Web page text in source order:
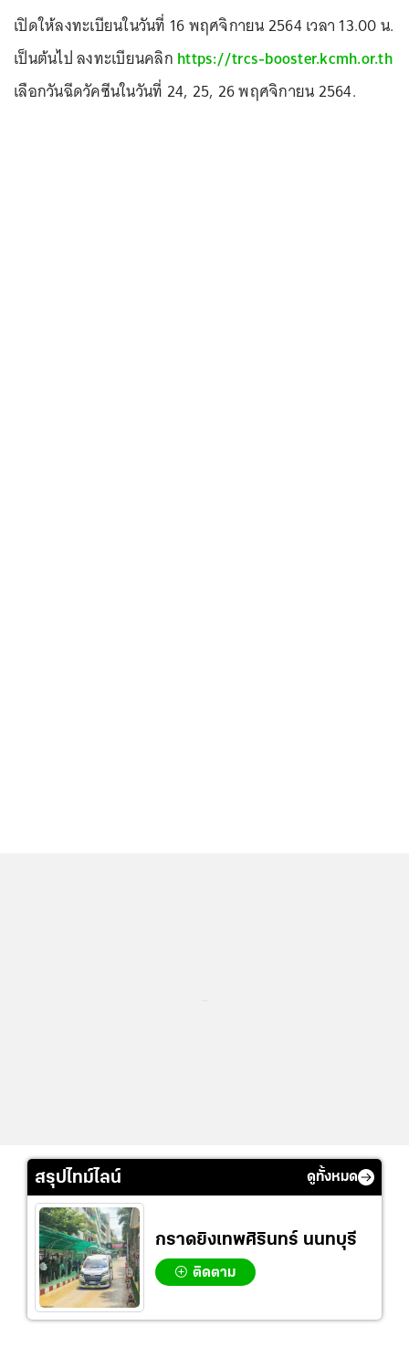
เปิดให้ลงทะเบียนในวันที่ 16 พฤศจิกายน 2564 เวลา 13.00 น.
เป็นต้นไป ลงทะเบียนคลิก https://trcs-booster.kcmh.or.th
เลือกวันฉีดวัคซีนในวันที่ 24, 25, 26 พฤศจิกายน 2564.
สรุปไทม์ไลน์ ดูทั้งหมด
กราดยิงเทพศิรินทร์ นนทบุรี
ติดตาม